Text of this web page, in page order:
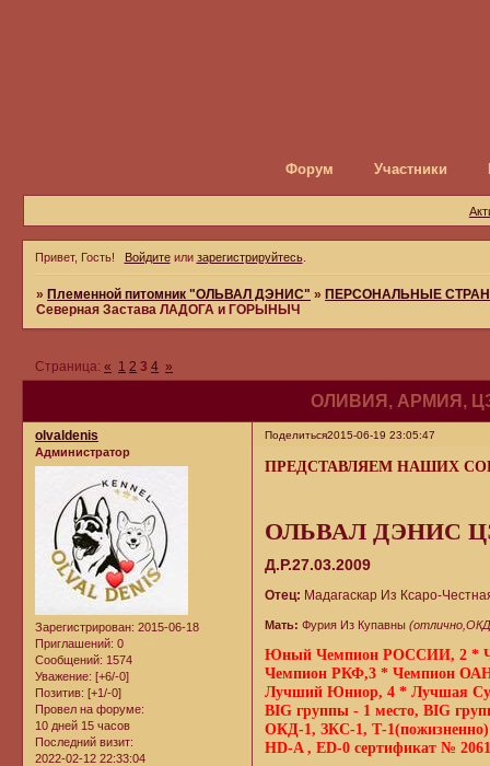
Форум Участники
Привет, Гость! Войдитеили зарегистрируйтесь.
» Племенной питомник "ОЛЬВАЛ ДЭНИС" » ПЕРСОНАЛЬНЫЕ
Северная Застава ЛАДОГА и ГОРЫНЫЧ
ОЛИВИЯ, АРМИЯ,
Страница:« 1 2 3 4 »
Поделиться2015-06-19 23:05:47
olvaldenis
Администратор
Зарегистрирован: 2015-06-18
Приглашений: 0
Сообщений: 1574
Уважение: [+6/-0]
Позитив: [+1/-0]
Провел на форуме:
10 дней 15 часов
Последний визит:
2022-02-12 22:33:04
ПРЕДСТАВЛЯЕМ НАШИХ
ОЛЬВАЛ ДЭНИС
Д.Р.27.03.2009
Отец: Мадагаскар Из Ксаро-
Мать: Фурия Из Купавны
Юный Чемпион РОССИИ, 2 *
Чемпион РКФ,3 * Чемпион
Лучший Юниор, 4 * Лучшая
BIG группы - 1 место, BIG
ОКД-1, ЗКС-1, Т-1(пожизненно)
HD-A , ED-0 сертификат №